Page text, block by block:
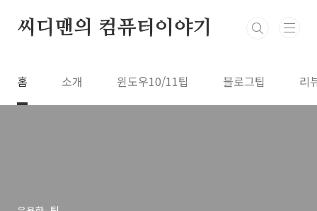
씨디맨의 컴퓨터이야기
홈 소개 윈도우10/11팁 블로그팁 리